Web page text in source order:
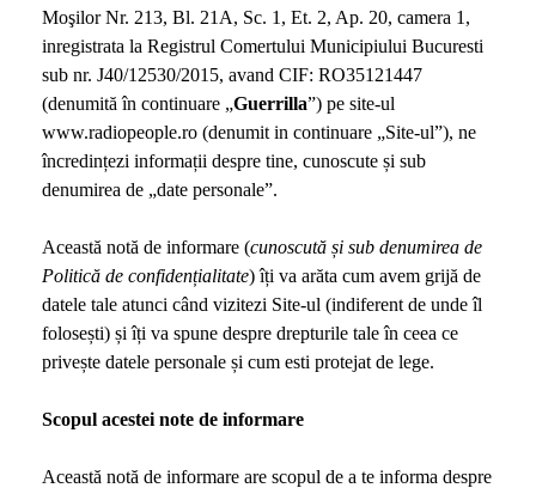
Moşilor Nr. 213, Bl. 21A, Sc. 1, Et. 2, Ap. 20, camera 1,
inregistrata la Registrul Comertului Municipiului Bucuresti
sub nr. J40/12530/2015, avand CIF: RO35121447
(denumită în continuare „Guerrilla”) pe site-ul
www.radiopeople.ro (denumit in continuare „Site-ul”), ne
încredințezi informații despre tine, cunoscute și sub
denumirea de „date personale”.
Această notă de informare (cunoscută și sub denumirea de
Politică de confidențialitate) îți va arăta cum avem grijă de
datele tale atunci când vizitezi Site-ul (indiferent de unde îl
folosești) și îți va spune despre drepturile tale în ceea ce
privește datele personale și cum esti protejat de lege.
Scopul acestei note de informare
Această notă de informare are scopul de a te informa despre